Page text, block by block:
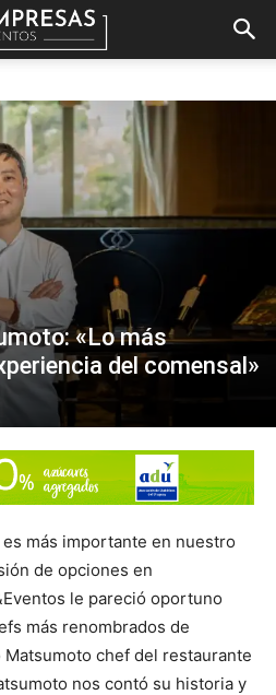
«Lo más
del comensal»
más importante en nuestro
de opciones en
le pareció oportuno
más renombrados de
chef del restaurante
nos contó su historia y